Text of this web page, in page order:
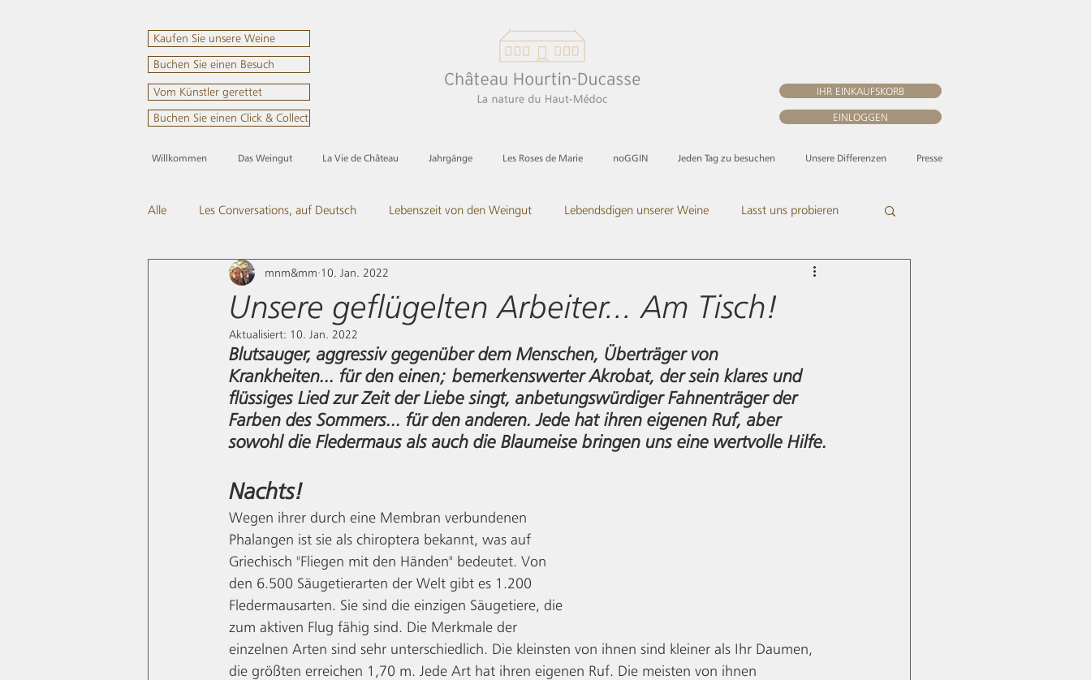
Kaufen Sie unsere Weine
Buchen Sie einen Besuch
Vom Künstler gerettet
Buchen Sie einen Click & Collect
IHR EINKAUFSKORB
EINLOGGEN
Willkommen Das Weingut La Vie de Château Jahrgänge Les Roses de Marie noGGIN Jeden Tag zu besuchen Unsere Differenzen Presse
Alle Les Conversations, auf Deutsch Lebenszeit von den Weingut Lebendsdigen unserer Weine Lasst uns probieren
Geschichten und Geschichte Kommen Sie uns besuchen
Unsere geflügelten Arbeiter... Am Tisch!
mnm&mm 10. Jan. 2022
Aktualisiert: 10. Jan. 2022
Blutsauger, aggressiv gegenüber dem Menschen, Überträger von
Krankheiten... für den einen; bemerkenswerter Akrobat, der sein klares und
flüssiges Lied zur Zeit der Liebe singt, anbetungswürdiger Fahnenträger der
Farben des Sommers... für den anderen. Jede hat ihren eigenen Ruf, aber
sowohl die Fledermaus als auch die Blaumeise bringen uns eine wertvolle Hilfe.
Nachts!
Wegen ihrer durch eine Membran verbundenen
Phalangen ist sie als chiroptera bekannt, was auf
Griechisch "Fliegen mit den Händen" bedeutet. Von
den 6.500 Säugetierarten der Welt gibt es 1.200
Fledermausarten. Sie sind die einzigen Säugetiere, die
zum aktiven Flug fähig sind. Die Merkmale der
einzelnen Arten sind sehr unterschiedlich. Die kleinsten von ihnen sind kleiner als Ihr Daumen,
die größten erreichen 1,70 m. Jede Art hat ihren eigenen Ruf. Die meisten von ihnen